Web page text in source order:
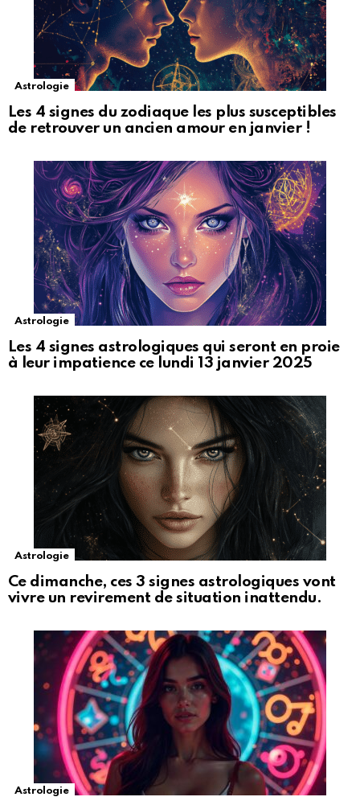
Astrologie
Les 4 signes du zodiaque les plus susceptibles
de retrouver un ancien amour en janvier !
Astrologie
Les 4 signes astrologiques qui seront en proie
à leur impatience ce lundi 13 janvier 2025
Astrologie
Ce dimanche, ces 3 signes astrologiques vont
vivre un revirement de situation inattendu.
Astrologie